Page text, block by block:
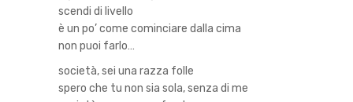
scendi di livello
è un po’ come cominciare dalla cima
non puoi farlo…
società, sei una razza folle
spero che tu non sia sola, senza di me